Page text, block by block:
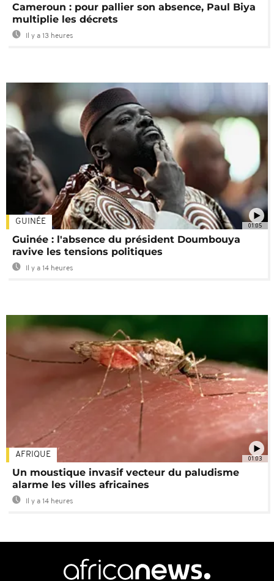
Cameroun : pour pallier son absence, Paul Biya
multiplie les décrets
Il y a 13 heures
01:05
GUINÉE
Guinée : l'absence du président Doumbouya
ravive les tensions politiques
Il y a 14 heures
01:03
AFRIQUE
Un moustique invasif vecteur du paludisme
alarme les villes africaines
Il y a 14 heures